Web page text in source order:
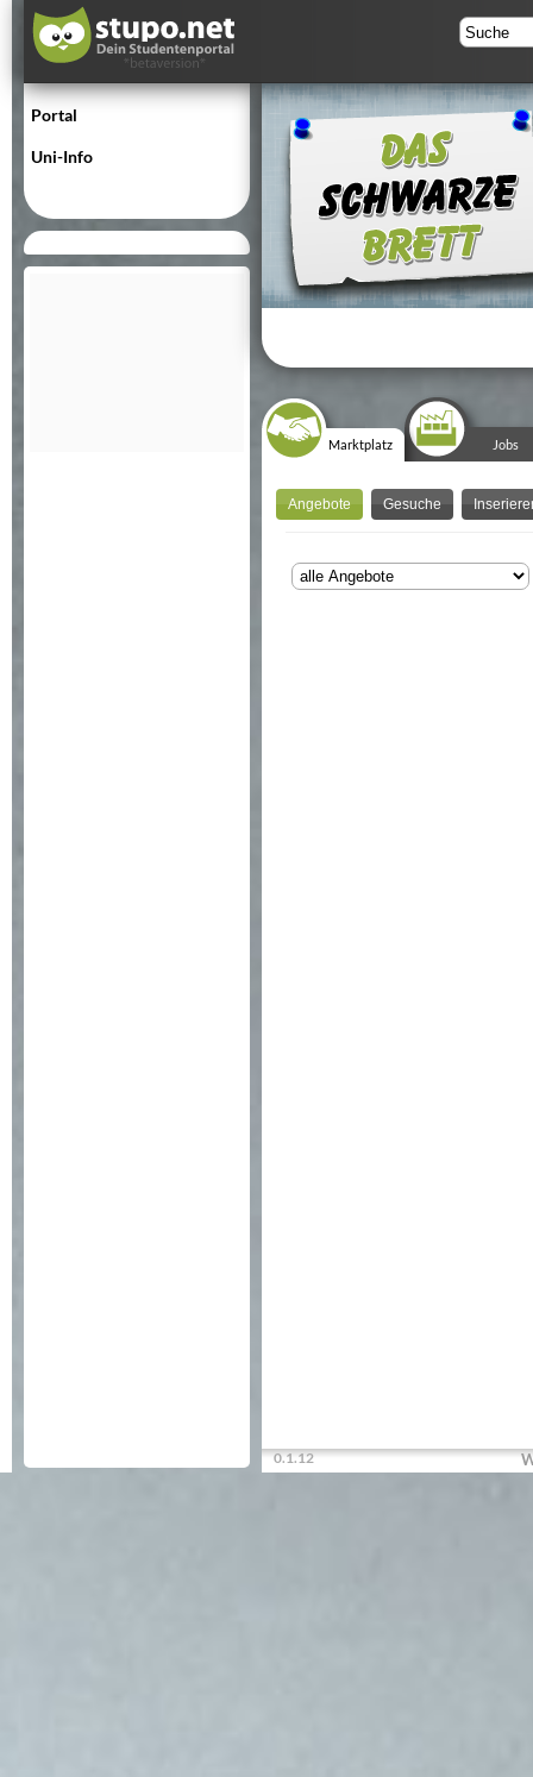
Portal
Uni-Info
Marktplatz Jobs
Angebote Gesuche
0.1.12